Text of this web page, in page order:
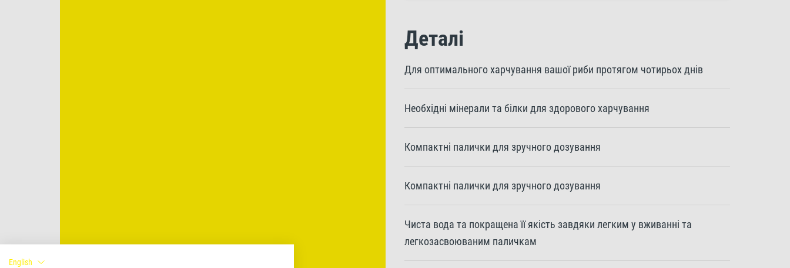
Деталі
Для оптимального харчування вашої риби протягом чотирьох днів
Необхідні мінерали та білки для здорового харчування
Компактні палички для зручного дозування
Компактні палички для зручного дозування
Чиста вода та покращена її якість завдяки легким у вживанні та
легкозасвоюваним паличкам
English